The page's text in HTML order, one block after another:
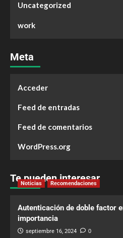
Uncategorized
work
Meta
Acceder
Feed de entradas
Feed de comentarios
WordPress.org
Te pueden interesar
Noticias Recomendaciones
Autenticación de doble factor
importancia
septiembre 16, 2024 0